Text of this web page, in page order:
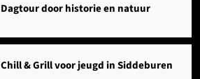
Dagtour door historie en natuur
Chill & Grill voor jeugd in Siddeburen